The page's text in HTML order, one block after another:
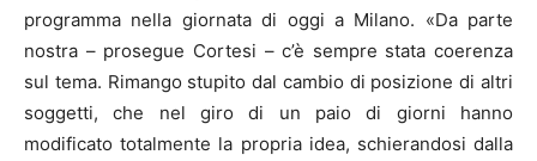
programma nella giornata di oggi a Milano. «Da parte
nostra – prosegue Cortesi – c’è sempre stata coerenza
sul tema. Rimango stupito dal cambio di posizione di altri
soggetti, che nel giro di un paio di giorni hanno
modificato totalmente la propria idea, schierandosi dalla